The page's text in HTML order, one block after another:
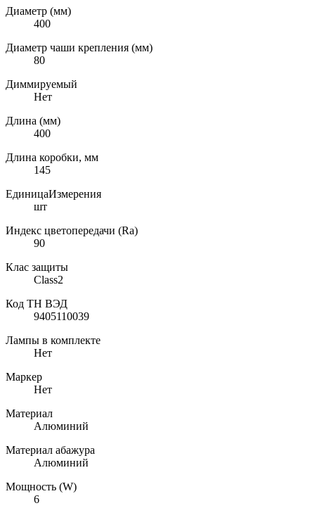
Диаметр (мм)
400
Диаметр чаши крепления (мм)
80
Диммируемый
Нет
Длина (мм)
400
Длина коробки, мм
145
ЕдиницаИзмерения
шт
Индекс цветопередачи (Ra)
90
Клас защиты
Class2
Код ТН ВЭД
9405110039
Лампы в комплекте
Нет
Маркер
Нет
Материал
Алюминий
Материал абажура
Алюминий
Мощность (W)
6